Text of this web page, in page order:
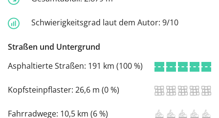
Schwierigkeitsgrad laut dem Autor: 9/10
Straßen und Untergrund
Asphaltierte Straßen: 191 km (100 %)
Kopfsteinpflaster: 26,6 m (0 %)
Fahrradwege: 10,5 km (6 %)